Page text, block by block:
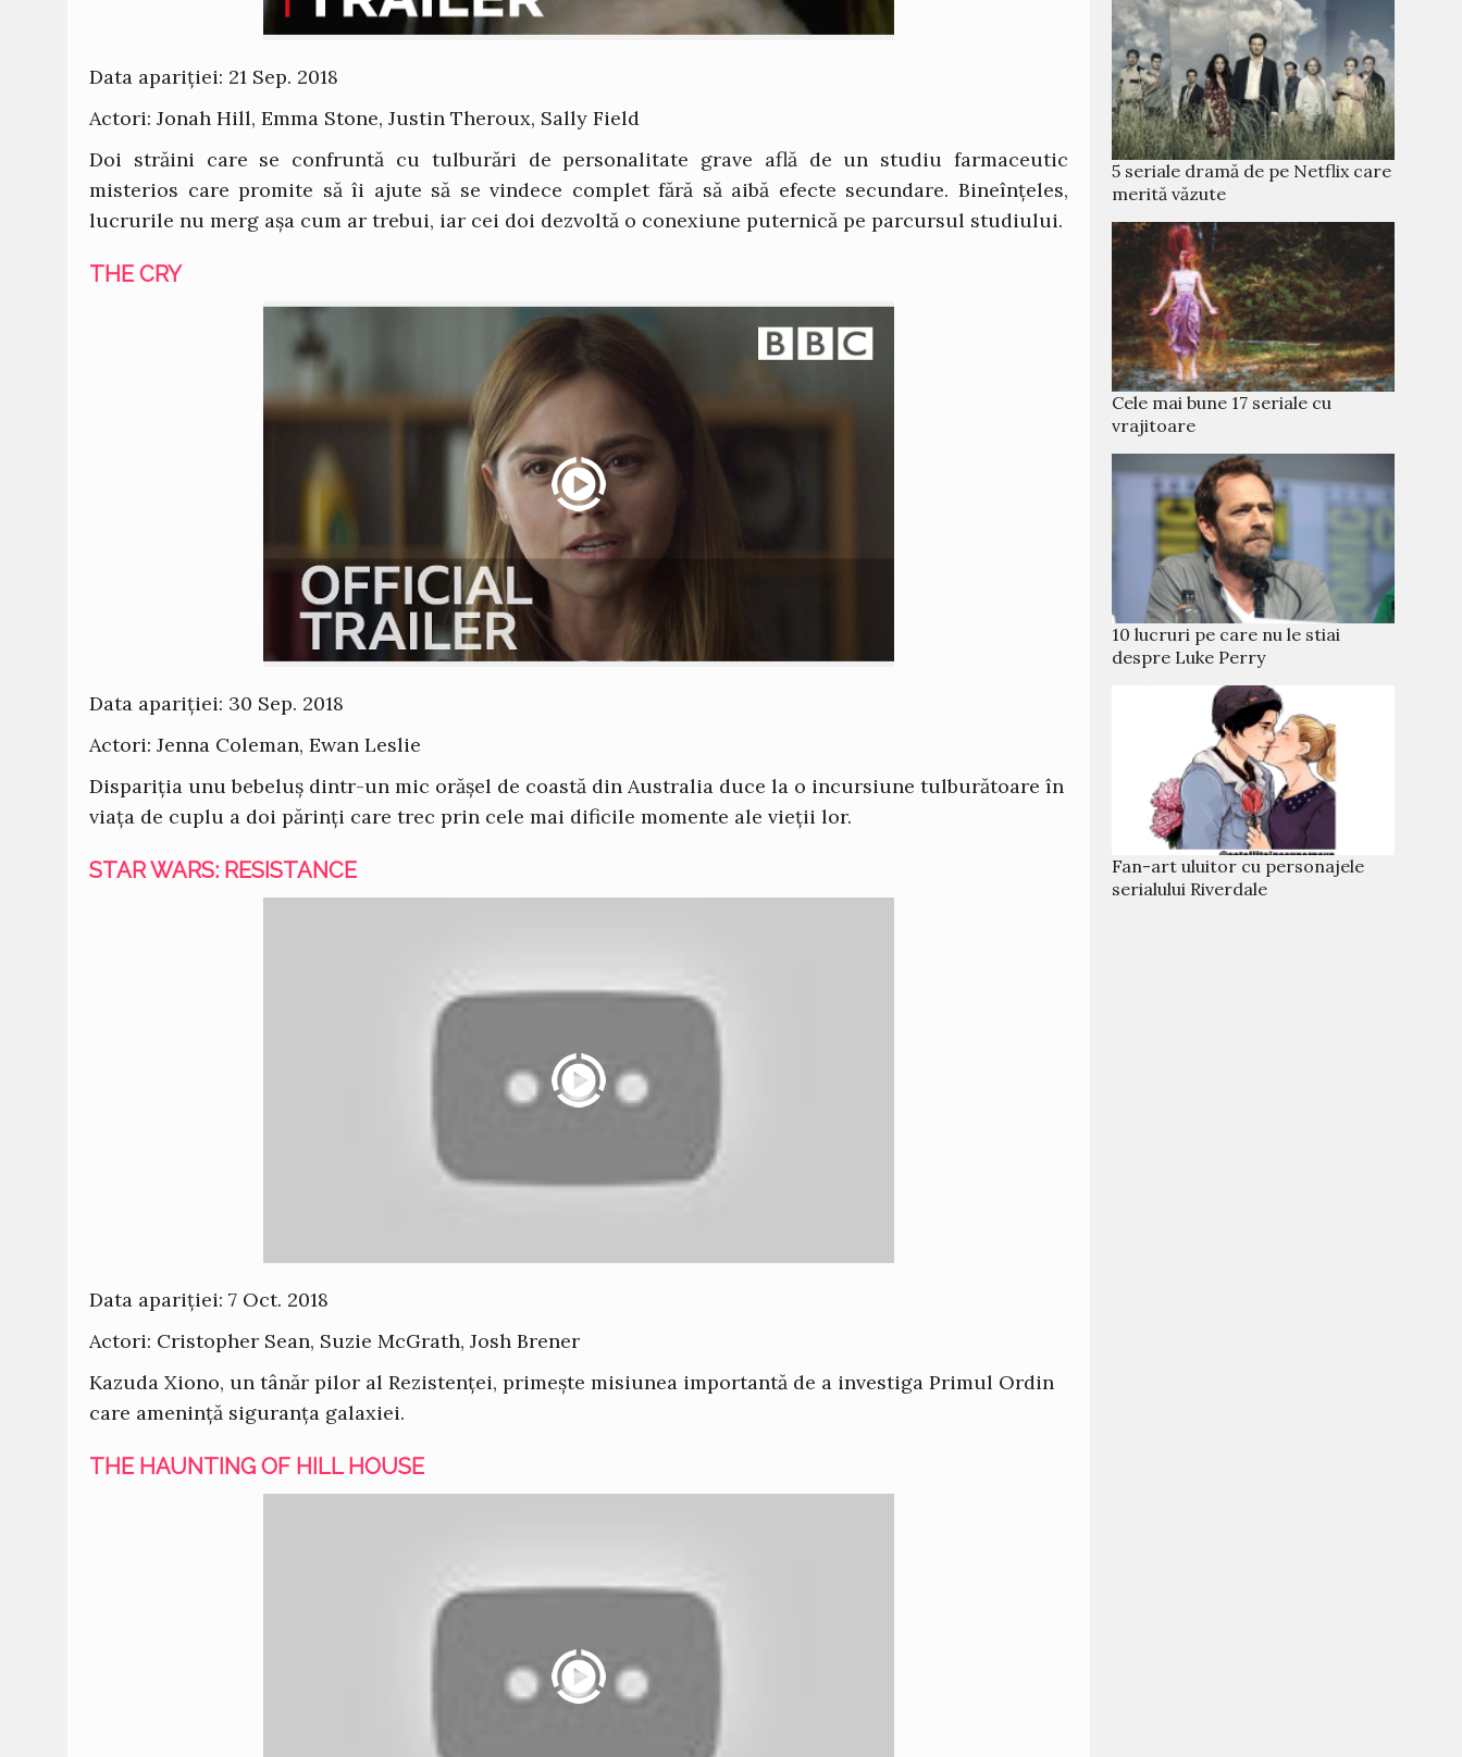
Data apariției: 21 Sep. 2018
Actori: Jonah Hill, Emma Stone, Justin Theroux, Sally Field
Doi străini care se confruntă cu tulburări de personalitate grave află de un studiu farmaceutic
misterios care promite să îi ajute să se vindece complet fără să aibă efecte secundare. Bineînțeles,
lucrurile nu merg așa cum ar trebui, iar cei doi dezvoltă o conexiune puternică pe parcursul studiului.
THE CRY
Data apariției: 30 Sep. 2018
Actori: Jenna Coleman, Ewan Leslie
Dispariția unu bebeluș dintr-un mic orășel de coastă din Australia duce la o incursiune tulburătoare în
viața de cuplu a doi părinți care trec prin cele mai dificile momente ale vieții lor.
STAR WARS: RESISTANCE
Data apariției: 7 Oct. 2018
Actori: Cristopher Sean, Suzie McGrath, Josh Brener
Kazuda Xiono, un tânăr pilor al Rezistenței, primește misiunea importantă de a investiga Primul Ordin
care amenință siguranța galaxiei.
THE HAUNTING OF HILL HOUSE
5 seriale dramă de pe Netflix care
merită văzute
Cele mai bune 17 seriale cu
vrajitoare
10 lucruri pe care nu le stiai
despre Luke Perry
Fan-art uluitor cu personajele
serialului Riverdale